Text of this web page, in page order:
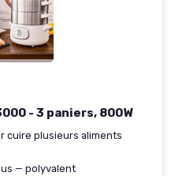
- 3 paniers, 800W
cuire plusieurs aliments
— polyvalent